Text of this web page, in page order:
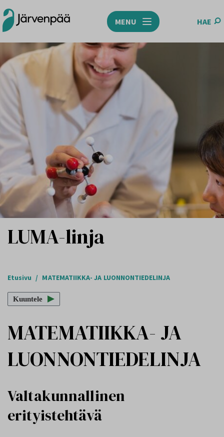
MENU HAE
LUMA-linja
Etusivu / MATEMATIIKKA- JA LUONNONTIEDELINJA
Kuuntele
MATEMATIIKKA- JA
LUONNONTIEDELINJA
Valtakunnallinen
erityistehtävä